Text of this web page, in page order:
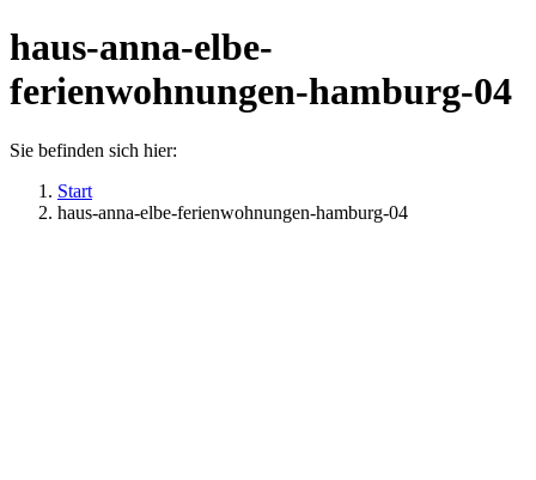
haus-anna-elbe-
ferienwohnungen-hamburg-04
Sie befinden sich hier:
Start
haus-anna-elbe-ferienwohnungen-hamburg-04